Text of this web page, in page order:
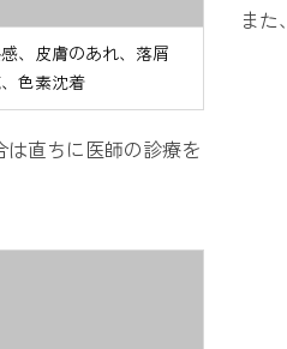
、皮膚のあれ、落屑
色素沈着
は直ちに医師の診療を
また